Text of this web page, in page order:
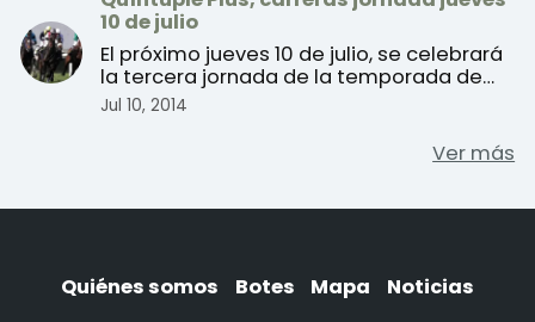
10 de julio
El próximo jueves 10 de julio, se celebrará
la tercera jornada de la temporada de
verano de carr ...
Jul 10, 2014
Ver más
Quiénes somos Botes Mapa
Noticias